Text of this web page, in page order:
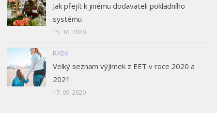
Jak přejít k jinému dodavateli pokladního
systému
15. 10. 2020
RADY
Velký seznam výjimek z EET v roce 2020 a
2021
17. 09. 2020